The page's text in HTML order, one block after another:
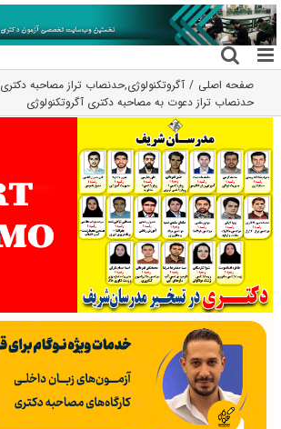
رفتن
به
محتوا
صفحه اصلی آگروتکنولوژی,حدنصاب تراز مصاحبه دکتری
حدنصاب تراز دعوت به مصاحبه دکتری آگروتکنولوژی